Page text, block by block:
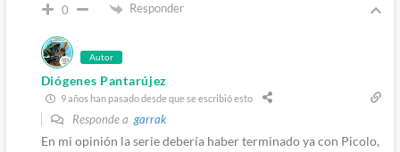
0 Responder
Autor
Diógenes Pantarújez
9 años han pasado desde que se escribió esto
Responde a garrak
En mi opinión la serie debería haber terminado ya con Picolo,